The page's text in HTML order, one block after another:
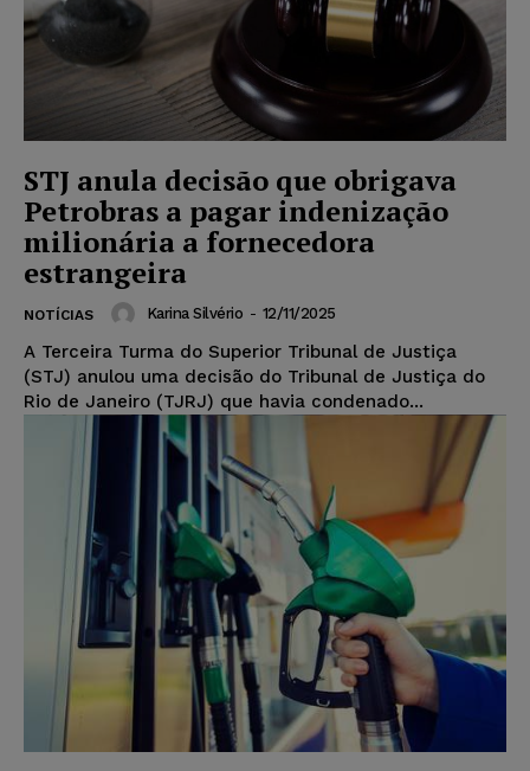
STJ anula decisão que obrigava
Petrobras a pagar indenização
milionária a fornecedora
estrangeira
NOTÍCIAS Karina Silvério - 12/11/2025
A Terceira Turma do Superior Tribunal de Justiça
(STJ) anulou uma decisão do Tribunal de Justiça do
Rio de Janeiro (TJRJ) que havia condenado...